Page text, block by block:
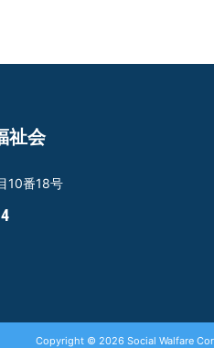
祉会
10番18号
Copyright © 2026 Social Walfare